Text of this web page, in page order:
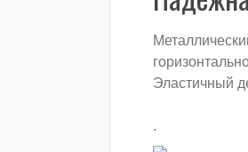
Эластичный
.